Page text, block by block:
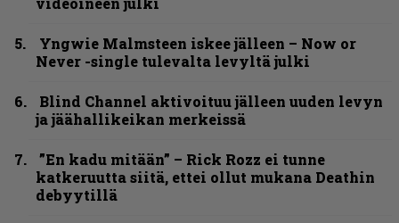
Yngwie Malmsteen iskee jälleen – Now or
Never -single tulevalta levyltä julki
Blind Channel aktivoituu jälleen uuden levyn
ja jäähallikeikan merkeissä
”En kadu mitään” – Rick Rozz ei tunne
katkeruutta siitä, ettei ollut mukana Deathin
debyytillä